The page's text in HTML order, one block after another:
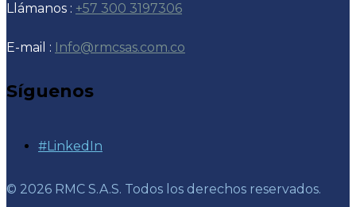
Llámanos : +57 300 3197306
E-mail : Info@rmcsas.com.co
Síguenos
#LinkedIn
© 2026 RMC S.A.S. Todos los derechos reservados.